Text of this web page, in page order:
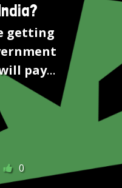
getting
pay
Indiase
de
moet
0